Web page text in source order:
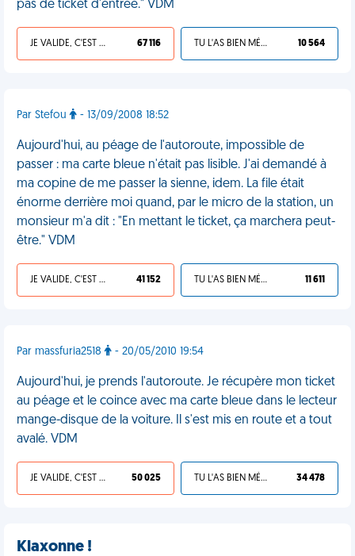
pas de ticket d'entrée." VDM
JE VALIDE, C'EST UNE VDM 67 116 TU L'AS BIEN MÉRITÉ 10 564
Par Stefou - 13/09/2008 18:52
Aujourd'hui, au péage de l'autoroute, impossible de
passer : ma carte bleue n'était pas lisible. J'ai demandé à
ma copine de me passer la sienne, idem. La file était
énorme derrière moi quand, par le micro de la station, un
monsieur m'a dit : "En mettant le ticket, ça marchera peut-
être." VDM
JE VALIDE, C'EST UNE VDM 41 152 TU L'AS BIEN MÉRITÉ 11 611
Par massfuria2518 - 20/05/2010 19:54
Aujourd'hui, je prends l'autoroute. Je récupère mon ticket
au péage et le coince avec ma carte bleue dans le lecteur
mange-disque de la voiture. Il s'est mis en route et a tout
avalé. VDM
JE VALIDE, C'EST UNE VDM 50 025 TU L'AS BIEN MÉRITÉ 34 478
Klaxonne !